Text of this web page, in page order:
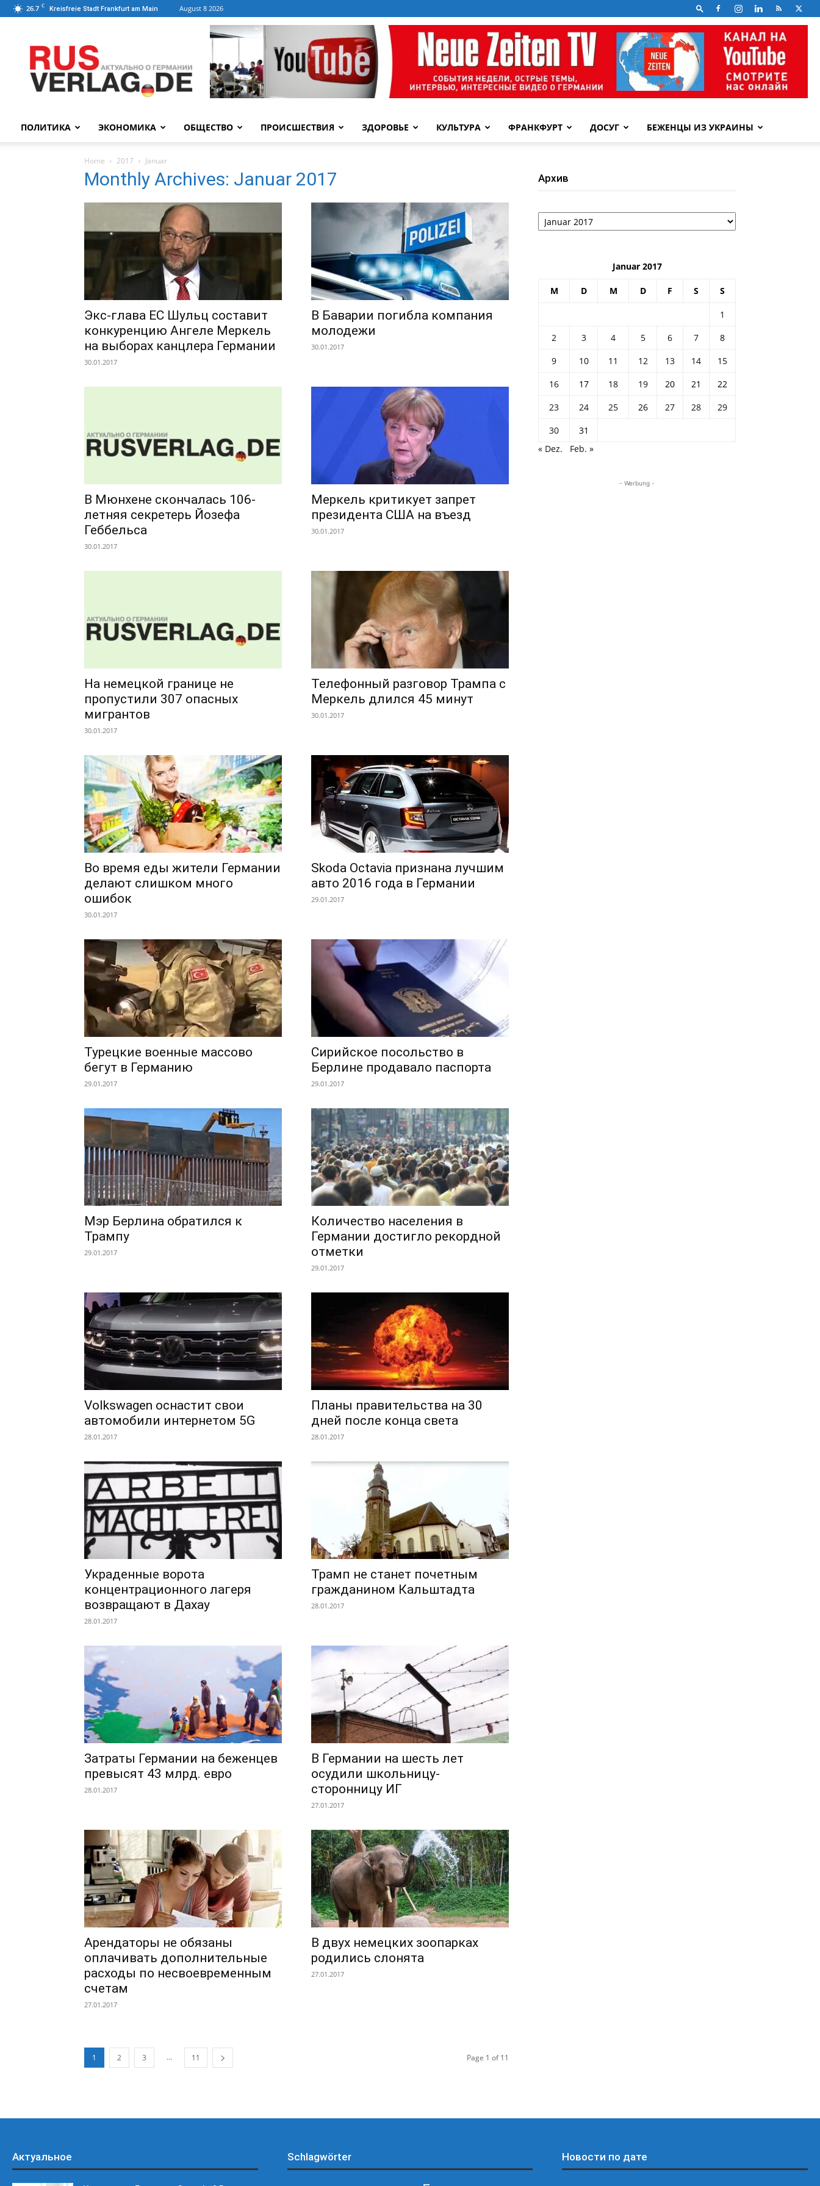
26.7 C Kreisfreie Stadt Frankfurt am Main August 8 2026
ПОЛИТИКА ЭКОНОМИКА ОБЩЕСТВО ПРОИСШЕСТВИЯ ЗДОРОВЬЕ КУЛЬТУРА ФРАНКФУРТ ДОСУГ БЕЖЕНЦЫ ИЗ УКРАИНЫ
Home 2017 Januar
Monthly Archives: Januar 2017
Экс-глава ЕС Шульц составит
конкуренцию Ангеле Меркель
на выборах канцлера Германии
30.01.2017
В Баварии погибла компания
молодежи
30.01.2017
В Мюнхене скончалась 106-
летняя секретерь Йозефа
Геббельса
30.01.2017
Меркель критикует запрет
президента США на въезд
30.01.2017
На немецкой границе не
пропустили 307 опасных
мигрантов
30.01.2017
Телефонный разговор Трампа с
Меркель длился 45 минут
30.01.2017
Во время еды жители Германии
делают слишком много
ошибок
30.01.2017
Skoda Octavia признана лучшим
авто 2016 года в Германии
29.01.2017
Турецкие военные массово
бегут в Германию
29.01.2017
Сирийское посольство в
Берлине продавало паспорта
29.01.2017
Мэр Берлина обратился к
Трампу
29.01.2017
Количество населения в
Германии достигло рекордной
отметки
29.01.2017
Volkswagen оснастит свои
автомобили интернетом 5G
28.01.2017
Планы правительства на 30
дней после конца света
28.01.2017
Украденные ворота
концентрационного лагеря
возвращают в Дахау
28.01.2017
Трамп не станет почетным
гражданином Кальштадта
28.01.2017
Затраты Германии на беженцев
превысят 43 млрд. евро
28.01.2017
В Германии на шесть лет
осудили школьницу-
сторонницу ИГ
27.01.2017
Арендаторы не обязаны
оплачивать дополнительные
расходы по несвоевременным
счетам
27.01.2017
В двух немецких зоопарках
родились слонята
27.01.2017
1 2 3 ... 11 Page 1 of 11
Архив
Архив
Januar 2017
M D M D F S S
1
2
3 4 5 6 7
8
9
10 11 12 13 14
15
16
17 18 19 20 21
22
23
24 25 26 27 28
29
30
31
« Dez.
Feb. »
- Werbung -
Актуальное Schlagwörter Новости по дате